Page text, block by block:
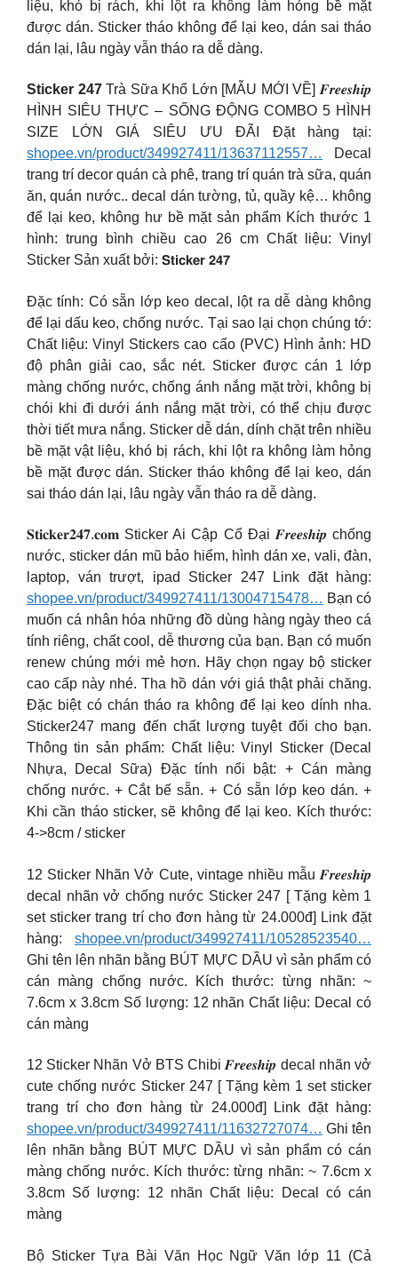
liệu, khó bị rách, khi lột ra không làm hỏng bề mặt
được dán. Sticker tháo không để lại keo, dán sai tháo
dán lại, lâu ngày vẫn tháo ra dễ dàng.
Sticker 247Trà Sữa Khổ Lớn [MẪU MỚI VỀ] 𝑭𝒓𝒆𝒆𝒔𝒉𝒊𝒑
HÌNH SIÊU THỰC – SỐNG ĐỘNG COMBO 5 HÌNH
SIZE LỚN GIÁ SIÊU ƯU ĐÃI Đặt hàng tại:
shopee.vn/product/349927411/13637112557…
Decal
trang trí decor quán cà phê, trang trí quán trà sữa, quán
ăn, quán nước.. decal dán tường, tủ, quầy kệ… không
để lại keo, không hư bề mặt sản phẩm Kích thước 1
hình: trung bình chiều cao 26 cm Chất liệu: Vinyl
Sticker Sản xuất bởi: 𝗦𝘁𝗶𝗰𝗸𝗲𝗿 𝟮𝟰𝟳
Đặc tính: Có sẵn lớp keo decal, lột ra dễ dàng không
để lại dấu keo, chống nước. Tại sao lại chọn chúng tớ:
Chất liệu: Vinyl Stickers cao cấo (PVC) Hình ảnh: HD
độ phân giải cao, sắc nét. Sticker được cán 1 lớp
màng chống nước, chống ánh nắng mặt trời, không bị
chói khi đi dưới ánh nắng mặt trời, có thể chịu được
thời tiết mưa nắng. Sticker dễ dán, dính chặt trên nhiều
bề mặt vật liệu, khó bị rách, khi lột ra không làm hỏng
bề mặt được dán. Sticker tháo không để lại keo, dán
sai tháo dán lại, lâu ngày vẫn tháo ra dễ dàng.
𝐒𝐭𝐢𝐜𝐤𝐞𝐫𝟐𝟒𝟕.𝐜𝐨𝐦 Sticker Ai Cập Cổ Đại 𝑭𝒓𝒆𝒆𝒔𝒉𝒊𝒑 chống
nước, sticker dán mũ bảo hiểm, hình dán xe, vali, đàn,
laptop, ván trượt, ipad Sticker 247 Link đặt hàng:
shopee.vn/product/349927411/13004715478… Bạn có
muốn cá nhân hóa những đồ dùng hàng ngày theo cá
tính riêng, chất cool, dễ thương của bạn. Bạn có muốn
renew chúng mới mẻ hơn. Hãy chọn ngay bộ sticker
cao cấp này nhé. Tha hồ dán với giá thật phải chăng.
Đặc biệt có chán tháo ra không để lại keo dính nha.
Sticker247 mang đến chất lượng tuyệt đối cho bạn.
Thông tin sản phẩm: Chất liệu: Vinyl Sticker (Decal
Nhựa, Decal Sữa) Đặc tính nổi bật: + Cán màng
chống nước. + Cắt bế sẵn. + Có sẵn lớp keo dán. +
Khi cần tháo sticker, sẽ không để lại keo. Kích thước:
4->8cm / sticker
12 Sticker Nhãn Vở Cute, vintage nhiều mẫu 𝑭𝒓𝒆𝒆𝒔𝒉𝒊𝒑
decal nhãn vở chống nước Sticker 247 [ Tặng kèm 1
set sticker trang trí cho đơn hàng từ 24.000đ] Link đặt
hàng: shopee.vn/product/349927411/10528523540…
Ghi tên lên nhãn bằng BÚT MỰC DẦU vì sản phẩm có
cán màng chống nước. Kích thước: từng nhãn: ~
7.6cm x 3.8cm Số lượng: 12 nhãn Chất liệu: Decal có
cán màng
12 Sticker Nhãn Vở BTS Chibi 𝑭𝒓𝒆𝒆𝒔𝒉𝒊𝒑 decal nhãn vở
cute chống nước Sticker 247 [ Tặng kèm 1 set sticker
trang trí cho đơn hàng từ 24.000đ] Link đặt hàng:
shopee.vn/product/349927411/11632727074… Ghi tên
lên nhãn bằng BÚT MỰC DẦU vì sản phẩm có cán
màng chống nước. Kích thước: từng nhãn: ~ 7.6cm x
3.8cm Số lượng: 12 nhãn Chất liệu: Decal có cán
màng
Bộ Sticker Tựa Bài Văn Học Ngữ Văn lớp 11 (Cả